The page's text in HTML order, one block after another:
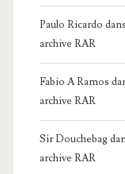
Paulo Ricardo dans
archive RAR
Fabio A Ramos
archive RAR
Sir Douchebag
archive RAR